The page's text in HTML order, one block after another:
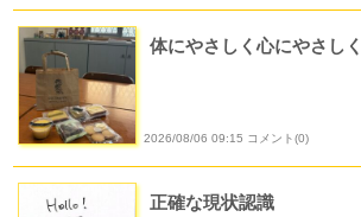
体にやさしく心にやさしく
2026/08/06 09:15 コメント(0)
正確な現状認識